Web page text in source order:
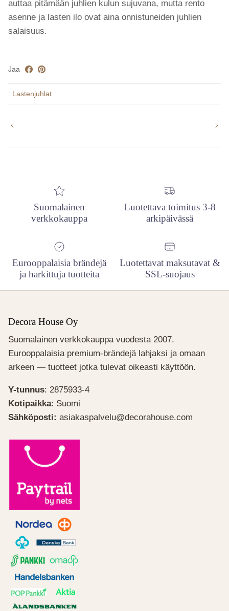
auttaa pitämään juhlien kulun sujuvana, mutta rento
asenne ja lasten ilo ovat aina onnistuneiden juhlien
salaisuus.
Jaa
: Lastenjuhlat
Suomalainen
verkkokauppa
Luotettava toimitus 3-8
arkipäivässä
Eurooppalaisia brändejä
ja harkittuja tuotteita
Luotettavat maksutavat &
SSL-suojaus
Decora House Oy
Suomalainen verkkokauppa vuodesta 2007.
Eurooppalaisia premium-brändejä lahjaksi ja omaan
arkeen — tuotteet jotka tulevat oikeasti käyttöön.
Y-tunnus: 2875933-4
Kotipaikka: Suomi
Sähköposti: asiakaspalvelu@decorahouse.com